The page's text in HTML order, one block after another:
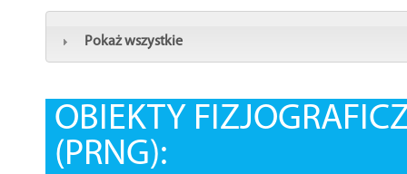
Pokaż wszystkie
OBIEKTY
(PRNG):